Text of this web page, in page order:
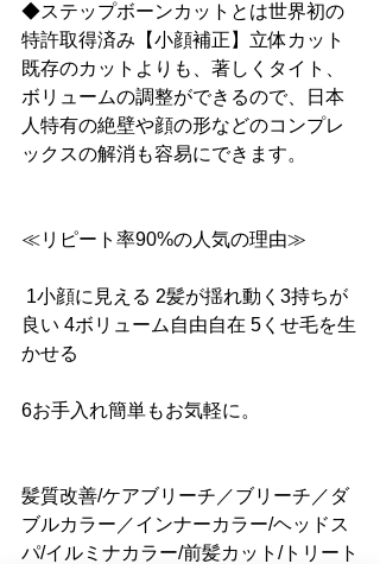
◆ステップボーンカットとは世界初の
特許取得済み【小顔補正】立体カット
既存のカットよりも、著しくタイト、
ボリュームの調整ができるので、日本
人特有の絶壁や顔の形などのコンプレ
ックスの解消も容易にできます。
≪リピート率90%の人気の理由≫
1小顔に見える 2髪が揺れ動く3持ちが
良い 4ボリューム自由自在 5くせ毛を生
かせる
6お手入れ簡単もお気軽に。
髪質改善/ケアブリーチ／ブリーチ／ダ
ブルカラー／インナーカラー/ヘッドス
パ/イルミナカラー/前髪カット/トリート